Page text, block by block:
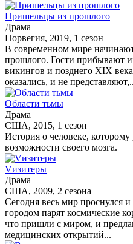
Пришельцы из прошлого
Драма
Норвегия, 2019, 1 сезон
В современном мире
прошлого. Гости прибывают
викингов и позднего XIX
оказались, и не
Области тьмы
Драма
США, 2015, 1 сезон
История о человеке,
возможности своего мозга.
Vизитеры
Драма
США, 2009, 2 сезона
Сегодня весь мир проснулся
городом парят космические
что пришли с миром, и
медицинских открытий...